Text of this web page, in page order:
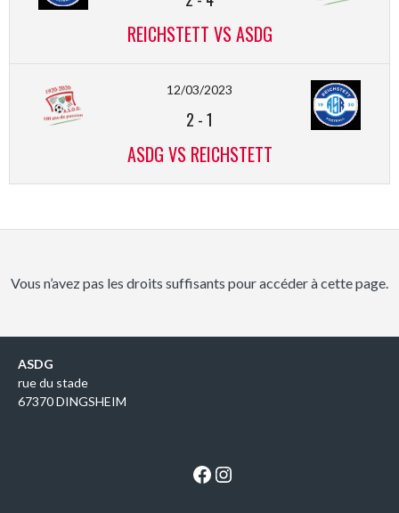
REICHSTETT VS ASDG
12/03/2023
2 -1
ASDG VS REICHSTETT
Vous n’avez pas les droits suffisants pour accéder à cette page.
ASDG
rue du stade
67370 DINGSHEIM
Facebook Instagram